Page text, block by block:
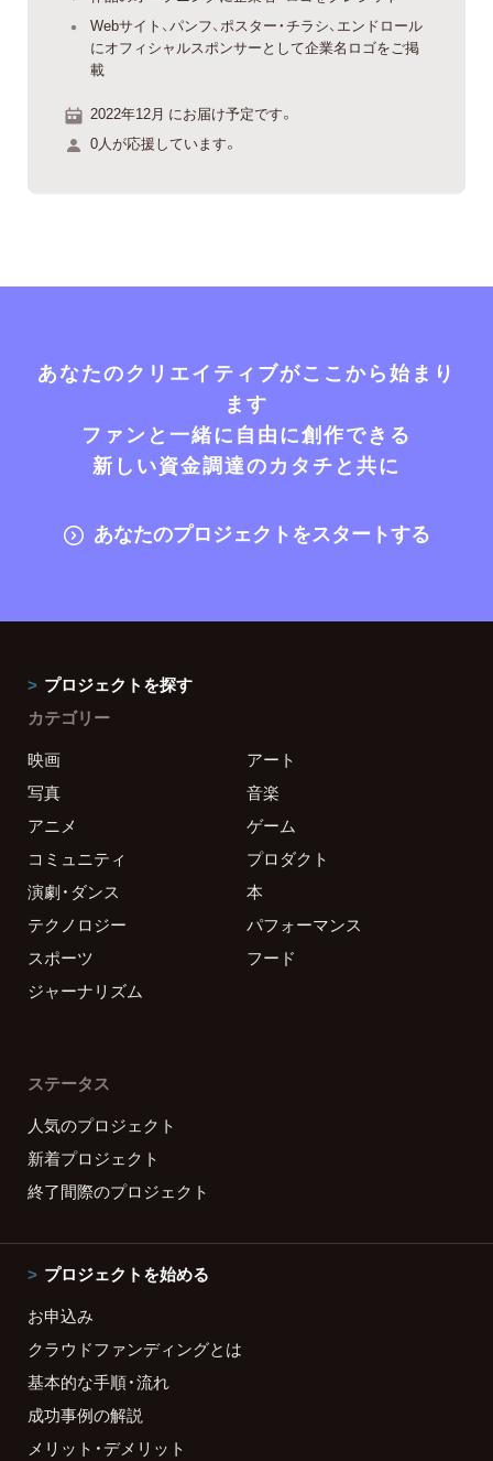
Webサイト、パンフ、ポスター・チラシ、エンドロール
にオフィシャルスポンサーとして企業名ロゴをご掲
載
2022年12月 にお届け予定です。
0人が応援しています。
あなたのクリエイティブがここから始まり
ます
ファンと一緒に自由に創作できる
新しい資金調達のカタチと共に
あなたのプロジェクトをスタートする
プロジェクトを探す
カテゴリー
映画
アート
写真
音楽
アニメ
ゲーム
コミュニティ
プロダクト
演劇・ダンス
本
テクノロジー
パフォーマンス
スポーツ
フード
ジャーナリズム
ステータス
人気のプロジェクト
新着プロジェクト
終了間際のプロジェクト
プロジェクトを始める
お申込み
クラウドファンディングとは
基本的な手順・流れ
成功事例の解説
メリット・デメリット